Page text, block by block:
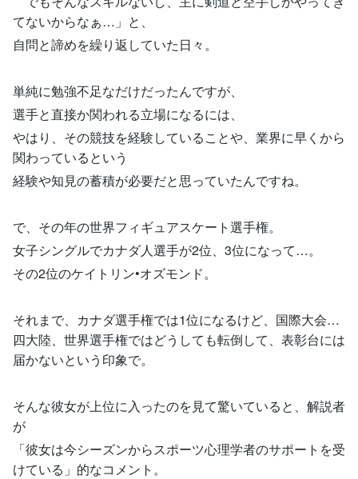
てないからなぁ…」と、
自問と諦めを繰り返していた日々。
単純に勉強不足なだけだったんですが、
選手と直接か関われる立場になるには、
やはり、その競技を経験していることや、業界に早くから
関わっているという
経験や知見の蓄積が必要だと思っていたんですね。
で、その年の世界フィギュアスケート選手権。
女子シングルでカナダ人選手が2位、3位になって…。
その2位のケイトリン•オズモンド。
それまで、カナダ選手権では1位になるけど、国際大会…
四大陸、世界選手権ではどうしても転倒して、表彰台には
届かないという印象で。
そんな彼女が上位に入ったのを見て驚いていると、解説者
が
「彼女は今シーズンからスポーツ心理学者のサポートを受
けている」的なコメント。